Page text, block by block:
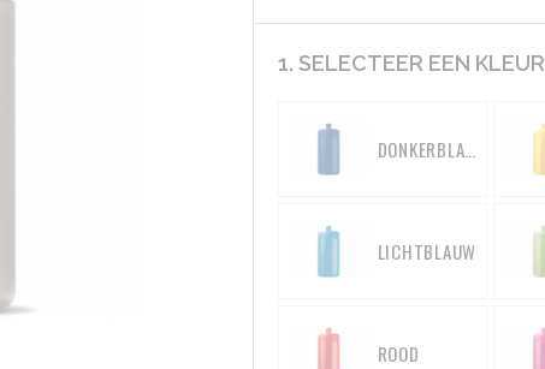
1. SELECTEER EEN KLEUR
LICHTBLAUW
ROOD